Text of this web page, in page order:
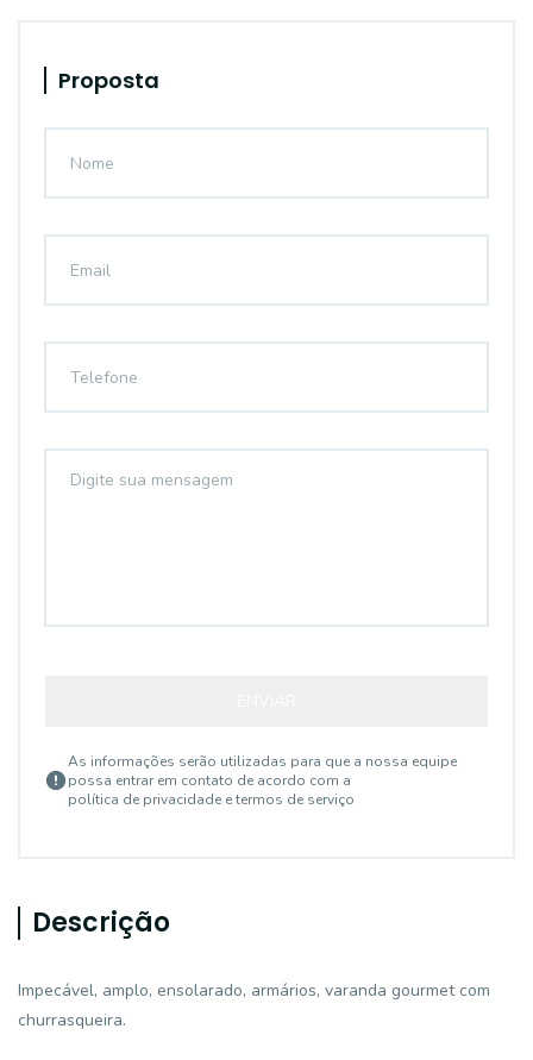
Proposta
As informações serão utilizadas para que a nossa equipe
possa entrar em contato de acordo com a
política de privacidade e termos de serviço
Descrição
Impecável, amplo, ensolarado, armários, varanda gourmet com
churrasqueira.